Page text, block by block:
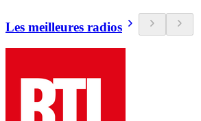
Les meilleures radios